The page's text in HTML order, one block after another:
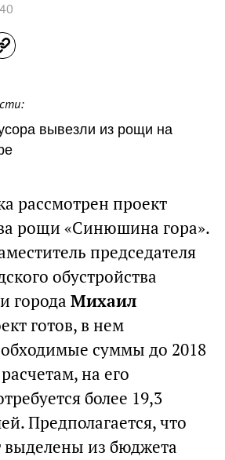
вывезли из рощи на
рассмотрен проект
рощи «Синюшина гора».
председателя
обустройства
города Михаил
готов, в нем
суммы до 2018
на его
более 19,3
Предполагается, что
выделены из бюджета